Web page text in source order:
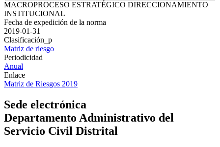
MACROPROCESO ESTRATÉGICO DIRECCIONAMIENTO
INSTITUCIONAL
Fecha de expedición de la norma
2019-01-31
Clasificación_p
Matriz de riesgo
Periodicidad
Anual
Enlace
Matriz de Riesgos 2019
Sede electrónica
Departamento Administrativo del
Servicio Civil Distrital